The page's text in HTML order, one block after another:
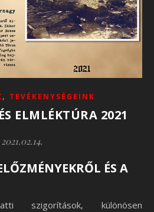
, TEVÉKENYSÉGEINK
ELMLÉKTÚRA 2021
2021.02.14.
ÉS A